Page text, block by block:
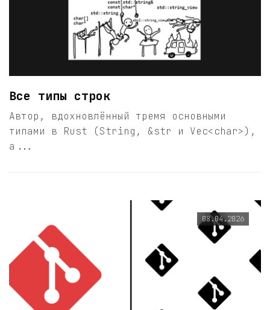
Все типы строк
Автор, вдохновлённый тремя основными
типами в Rust (String, &str и Vec<char>),
а...
08.04.2026